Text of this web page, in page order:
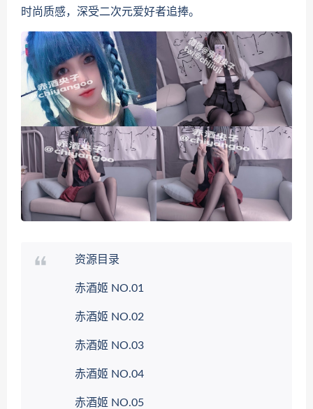
时尚质感，深受二次元爱好者追捧。
资源目录
赤酒姬 NO.01
赤酒姬 NO.02
赤酒姬 NO.03
赤酒姬 NO.04
赤酒姬 NO.05